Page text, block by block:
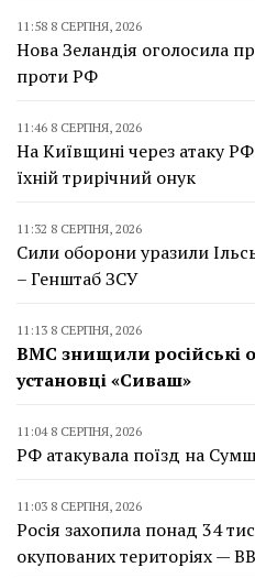
11:58 8 СЕРПНЯ, 2026
Нова Зеландія оголосила
проти РФ
11:46 8 СЕРПНЯ, 2026
На Київщині через атаку РФ
їхній трирічний онук
11:32 8 СЕРПНЯ, 2026
Сили оборони уразили
– Генштаб ЗСУ
11:13 8 СЕРПНЯ, 2026
ВМС знищили російські
установці «Сиваш»
11:04 8 СЕРПНЯ, 2026
РФ атакувала поїзд на
11:03 8 СЕРПНЯ, 2026
Росія захопила понад 34
окупованих територіях —